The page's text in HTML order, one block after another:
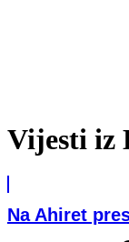
Vijesti iz
Na Ahiret